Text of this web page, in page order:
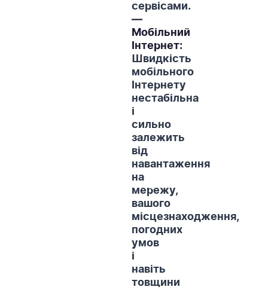
сервісами.
—
Мобільний
Інтернет:
Швидкість
мобільного
Інтернету
нестабільна
і
сильно
залежить
від
навантаження
на
мережу,
вашого
місцезнаходження,
погодних
умов
і
навіть
товщини